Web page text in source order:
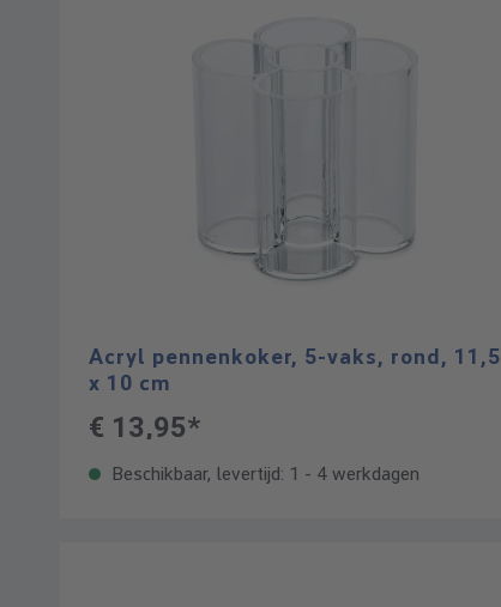
Acryl pennenkoker, 5-vaks, rond, 11,5
x 10 cm
€ 13,95*
Beschikbaar, levertijd: 1 - 4 werkdagen